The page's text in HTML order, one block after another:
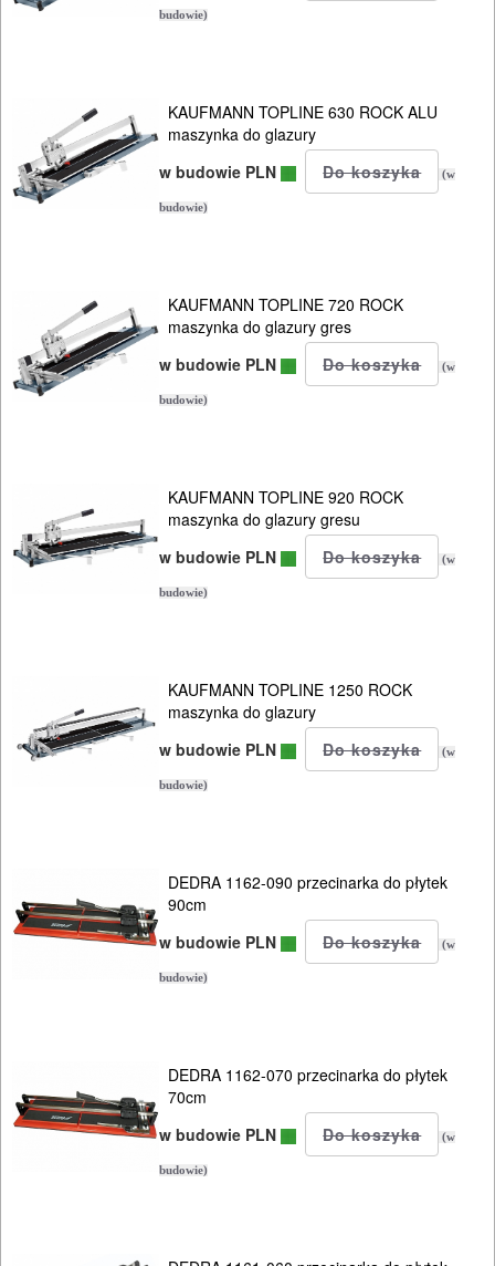
WARSZTATOWE
I
RĘCZNE
OSPRZĘT
HYDRAULICZNE
NARZĘDZIA
INSTALACYJNE,
PNEUMATYCZNE
AKCESORIA
KOMPRESORY
URZĄDZENIA
ROZRUCHOWE
PROSTOWNIKI
AGREGATY
PRĄDOWE
SPRZĘT
NARZĘDZIA
budowie)
KAUFMANN TOPLINE 630 ROCK ALU
maszynka do glazury
w budowie PLN
(w
budowie)
KAUFMANN TOPLINE 720 ROCK
maszynka do glazury gres
w budowie PLN
(w
budowie)
KAUFMANN TOPLINE 920 ROCK
maszynka do glazury gresu
w budowie PLN
(w
budowie)
KAUFMANN TOPLINE 1250 ROCK
maszynka do glazury
w budowie PLN
(w
budowie)
DEDRA 1162-090 przecinarka do płytek
90cm
w budowie PLN
(w
budowie)
DEDRA 1162-070 przecinarka do płytek
70cm
w budowie PLN
(w
budowie)